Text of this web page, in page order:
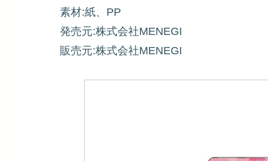
素材:紙、PP
発売元:株式会社MENEGI
販売元:株式会社MENEGI